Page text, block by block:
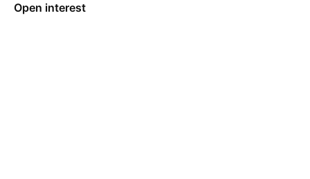
Open interest